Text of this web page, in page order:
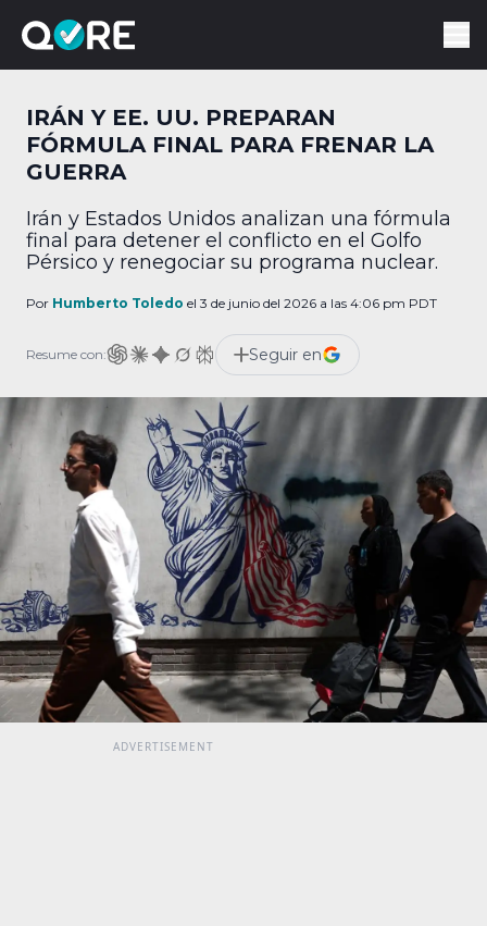
IRÁN Y EE. UU. PREPARAN
FÓRMULA FINAL PARA FRENAR LA
GUERRA
Irán y Estados Unidos analizan una fórmula
final para detener el conflicto en el Golfo
Pérsico y renegociar su programa nuclear.
Por Humberto Toledo el 3 de junio del 2026 a las 4:06 pm PDT
Resume con: Seguir en